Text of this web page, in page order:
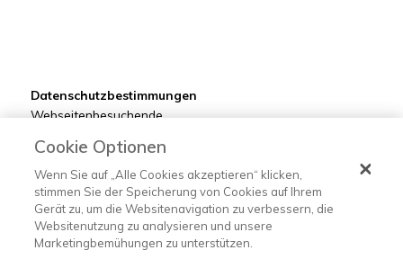
Datenschutzbestimmungen
Webseitenbesuchende
Bewerber
Lieferanten
©2022 Brandmarkservice
Cookie Optionen
Wenn Sie auf „Alle Cookies akzeptieren“ klicken,
stimmen Sie der Speicherung von Cookies auf Ihrem
Gerät zu, um die Websitenavigation zu verbessern, die
Websitenutzung zu analysieren und unsere
Marketingbemühungen zu unterstützen.